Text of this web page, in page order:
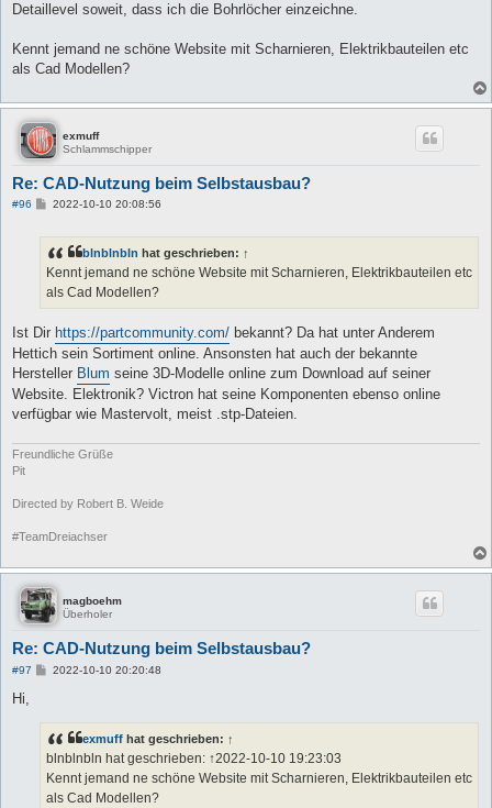
Detaillevel soweit, dass ich die Bohrlöcher einzeichne.
Kennt jemand ne schöne Website mit Scharnieren, Elektrikbauteilen etc
als Cad Modellen?
exmuff
Schlammschipper
Re: CAD-Nutzung beim Selbstausbau?
#96
B
r
a
2022-10-10 20:08:56
blnblnbln hat geschrieben: ↑
Kennt jemand ne schöne Website mit Scharnieren, Elektrikbauteilen etc
als Cad Modellen?
Ist Dir https://partcommunity.com/ bekannt? Da hat unter Anderem
Hettich sein Sortiment online. Ansonsten hat auch der bekannte
Hersteller Blum seine 3D-Modelle online zum Download auf seiner
Website. Elektronik? Victron hat seine Komponenten ebenso online
verfügbar wie Mastervolt, meist .stp-Dateien.
Freundliche Grüße
Pit
Directed by Robert B. Weide
#TeamDreiachser
magboehm
Überholer
Re: CAD-Nutzung beim Selbstausbau?
#97
B
r
a
g
2022-10-10 20:20:48
Hi,
exmuff hat geschrieben: ↑
blnblnbln hat geschrieben: ↑2022-10-10 19:23:03
Kennt jemand ne schöne Website mit Scharnieren, Elektrikbauteilen etc
als Cad Modellen?